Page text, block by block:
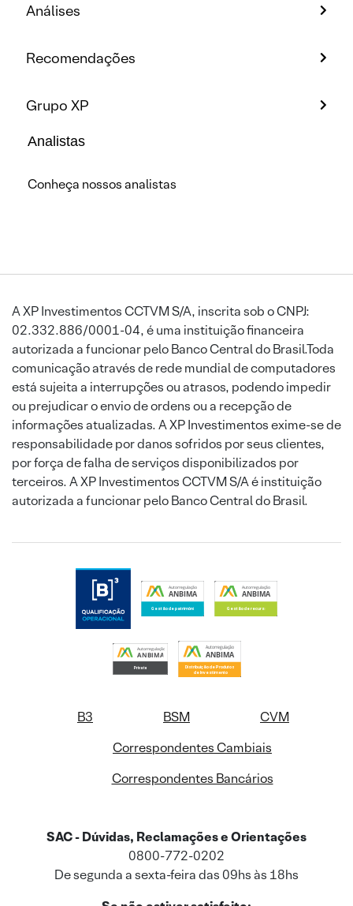
Análises
Recomendações
Grupo XP
Analistas
Conheça nossos analistas
A XP Investimentos CCTVM S/A, inscrita sob o CNPJ:
02.332.886/0001-04, é uma instituição financeira
autorizada a funcionar pelo Banco Central do Brasil.Toda
comunicação através de rede mundial de computadores
está sujeita a interrupções ou atrasos, podendo impedir
ou prejudicar o envio de ordens ou a recepção de
informações atualizadas. A XP Investimentos exime-se de
responsabilidade por danos sofridos por seus clientes,
por força de falha de serviços disponibilizados por
terceiros. A XP Investimentos CCTVM S/A é instituição
autorizada a funcionar pelo Banco Central do Brasil.
B3 BSM
CVM
Correspondentes Cambiais
Correspondentes Bancários
SAC - Dúvidas, Reclamações e Orientações
0800-772-0202
De segunda a sexta-feira das 09hs às 18hs